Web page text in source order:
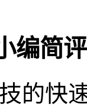
编简
的快